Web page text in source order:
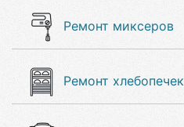
Ремонт миксеров
Ремонт хлебопечек